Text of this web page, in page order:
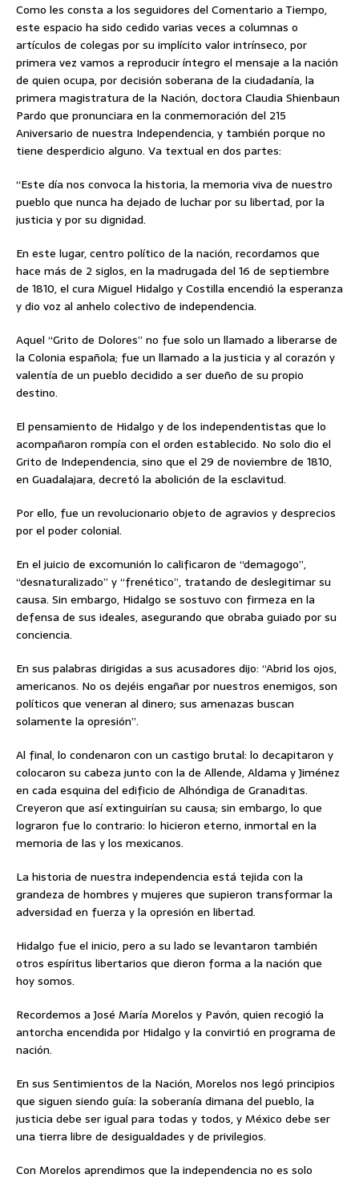
Como les consta a los seguidores del Comentario a Tiempo,
este espacio ha sido cedido varias veces a columnas o
artículos de colegas por su implícito valor intrínseco, por
primera vez vamos a reproducir íntegro el mensaje a la nación
de quien ocupa, por decisión soberana de la ciudadanía, la
primera magistratura de la Nación, doctora Claudia Shienbaun
Pardo que pronunciara en la conmemoración del 215
Aniversario de nuestra Independencia, y también porque no
tiene desperdicio alguno. Va textual en dos partes:
“Este día nos convoca la historia, la memoria viva de nuestro
pueblo que nunca ha dejado de luchar por su libertad, por la
justicia y por su dignidad.
En este lugar, centro político de la nación, recordamos que
hace más de 2 siglos, en la madrugada del 16 de septiembre
de 1810, el cura Miguel Hidalgo y Costilla encendió la esperanza
y dio voz al anhelo colectivo de independencia.
Aquel “Grito de Dolores” no fue solo un llamado a liberarse de
la Colonia española; fue un llamado a la justicia y al corazón y
valentía de un pueblo decidido a ser dueño de su propio
destino.
El pensamiento de Hidalgo y de los independentistas que lo
acompañaron rompía con el orden establecido. No solo dio el
Grito de Independencia, sino que el 29 de noviembre de 1810,
en Guadalajara, decretó la abolición de la esclavitud.
Por ello, fue un revolucionario objeto de agravios y desprecios
por el poder colonial.
En el juicio de excomunión lo calificaron de “demagogo”,
“desnaturalizado” y “frenético”, tratando de deslegitimar su
causa. Sin embargo, Hidalgo se sostuvo con firmeza en la
defensa de sus ideales, asegurando que obraba guiado por su
conciencia.
En sus palabras dirigidas a sus acusadores dijo: “Abrid los ojos,
americanos. No os dejéis engañar por nuestros enemigos, son
políticos que veneran al dinero; sus amenazas buscan
solamente la opresión”.
Al final, lo condenaron con un castigo brutal: lo decapitaron y
colocaron su cabeza junto con la de Allende, Aldama y Jiménez
en cada esquina del edificio de Alhóndiga de Granaditas.
Creyeron que así extinguirían su causa; sin embargo, lo que
lograron fue lo contrario: lo hicieron eterno, inmortal en la
memoria de las y los mexicanos.
La historia de nuestra independencia está tejida con la
grandeza de hombres y mujeres que supieron transformar la
adversidad en fuerza y la opresión en libertad.
Hidalgo fue el inicio, pero a su lado se levantaron también
otros espíritus libertarios que dieron forma a la nación que
hoy somos.
Recordemos a José María Morelos y Pavón, quien recogió la
antorcha encendida por Hidalgo y la convirtió en programa de
nación.
En sus Sentimientos de la Nación, Morelos nos legó principios
que siguen siendo guía: la soberanía dimana del pueblo, la
justicia debe ser igual para todas y todos, y México debe ser
una tierra libre de desigualdades y de privilegios.
Con Morelos aprendimos que la independencia no es solo